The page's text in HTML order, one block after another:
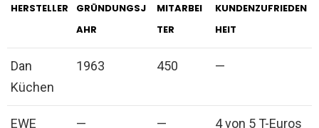
HERSTELLER
GRÜNDUNGSJ
AHR
MITARBEI
TER
KUNDENZUFRIEDEN
HEIT
Dan
Küchen
1963 450 —
EWE
— — 4 von 5 T-Euros